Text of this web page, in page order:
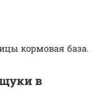
кормовая база.
в